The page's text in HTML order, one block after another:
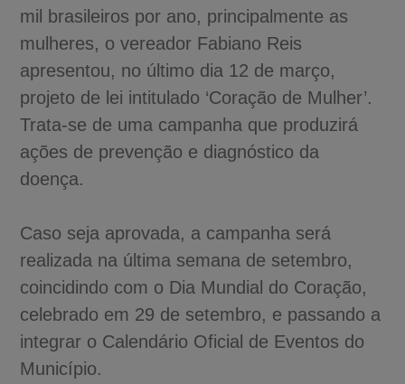
mil brasileiros por ano, principalmente as
mulheres, o vereador Fabiano Reis
apresentou, no último dia 12 de março,
projeto de lei intitulado ‘Coração de Mulher’.
Trata-se de uma campanha que produzirá
ações de prevenção e diagnóstico da
doença.
Caso seja aprovada, a campanha será
realizada na última semana de setembro,
coincidindo com o Dia Mundial do Coração,
celebrado em 29 de setembro, e passando a
integrar o Calendário Oficial de Eventos do
Município.